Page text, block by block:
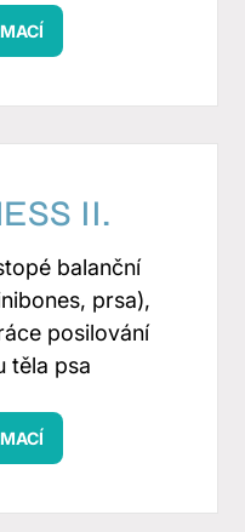
II.
balanční
prsa),
posilování
těla psa